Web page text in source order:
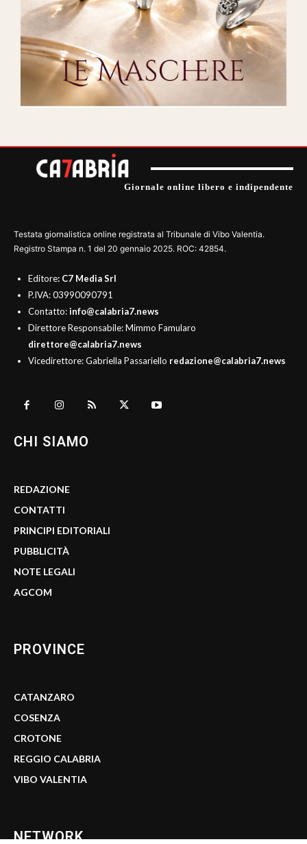
Giornale online libero e indipendente
Testata giornalistica online registrata al Tribunale di Vibo Valentia.
Registro Stampa n. 1 del 20 gennaio 2025. ROC: 42854.
Editore: C7 Media Srl
P.IVA: 03990090791
Contatto:info@calabria7.news
Direttore Responsabile: Mimmo Famularo
direttore@calabria7.news
Vicedirettore: Gabriella Passariello redazione@calabria7.news
CHI SIAMO
REDAZIONE
CONTATTI
PRINCIPI EDITORIALI
PUBBLICITÀ
NOTE LEGALI
AGCOM
PROVINCE
CATANZARO
COSENZA
CROTONE
REGGIO CALABRIA
VIBO VALENTIA
NETWORK